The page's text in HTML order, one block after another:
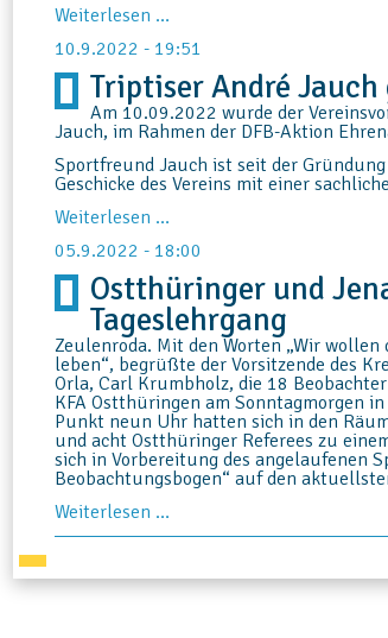
Weiterlesen …
bekommt
Uhr
im
Rahmen
DFB-
Aktion
verliehen
10.9.2022 - 19:51
Triptiser André
Am 10.09.2022 wurde der
Jauch, im Rahmen der DFB-Aktion
Sportfreund Jauch ist seit der
Geschicke des Vereins mit einer
Weiterlesen …
Jauch
geehrt
05.9.2022 - 18:00
Ostthüringer und
Tageslehrgang
Zeulenroda. Mit den Worten „Wir
leben“, begrüßte der Vorsitzende des
Orla, Carl Krumbholz, die 18
KFA Ostthüringen am Sonntagmorgen
Punkt neun Uhr hatten sich in den
und acht Ostthüringer Referees zu
sich in Vorbereitung des angelaufenen
Beobachtungsbogen“ auf den
Weiterlesen …
und
Schiedsrichter